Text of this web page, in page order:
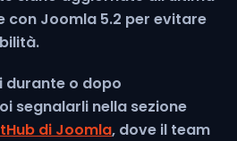
con Joomla 5.2 per evitare
durante o dopo
segnalarli nella sezione
di Joomla, dove il team